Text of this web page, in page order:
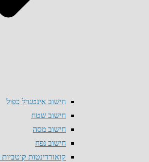
חישוב אינטגרל כפול
חישוב שטח
חישוב מסה
חישוב נפח
קואורדינטות קוטביות